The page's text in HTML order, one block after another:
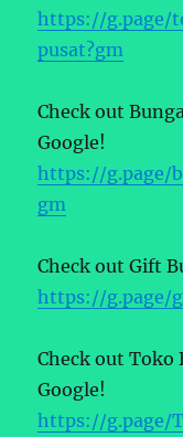
https://g.page/
pusat?gm
Check out
Google!
https://g.page/
gm
Check out Gift
https://g.page/
Check out Toko
Google!
https://g.page/